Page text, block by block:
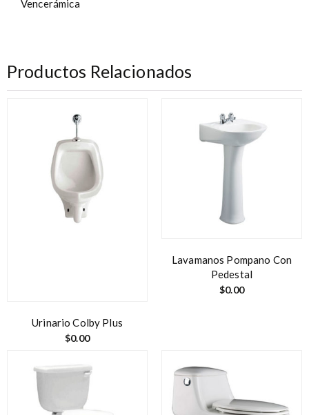
Vencerámica
Productos Relacionados
Urinario Colby Plus
$0.00
Lavamanos Pompano Con
Pedestal
$0.00